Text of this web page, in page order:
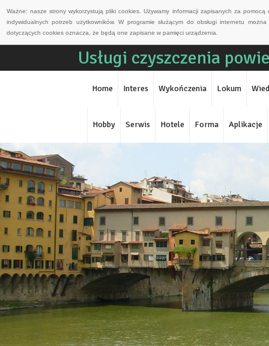
Ważne: nasze strony wykorzystują pliki cookies. Używamy informacji zapisanych za
indywidualnych potrzeb użytkowników. W programie służącym do obsługi internetu
dotyczących cookies oznacza, że będą one zapisane w pamięci urządzenia.
Usługi czyszczenia
Home Interes Wykończenia Lokum
Hobby Serwis Hotele Forma Aplikacje